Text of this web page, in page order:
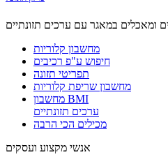
מחשבון קלוריות
חיפוש ע"פ רכיבים
תפריטי תזונה
מחשבון שריפת קלוריות
מחשבון BMI
ערכים תזונתיים
מכילים הכי הרבה
אנשי מקצוע ועסקים